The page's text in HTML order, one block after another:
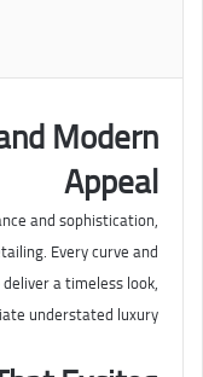
Modern
Appeal
and sophistication,
Every curve and
a timeless look,
understated luxury.